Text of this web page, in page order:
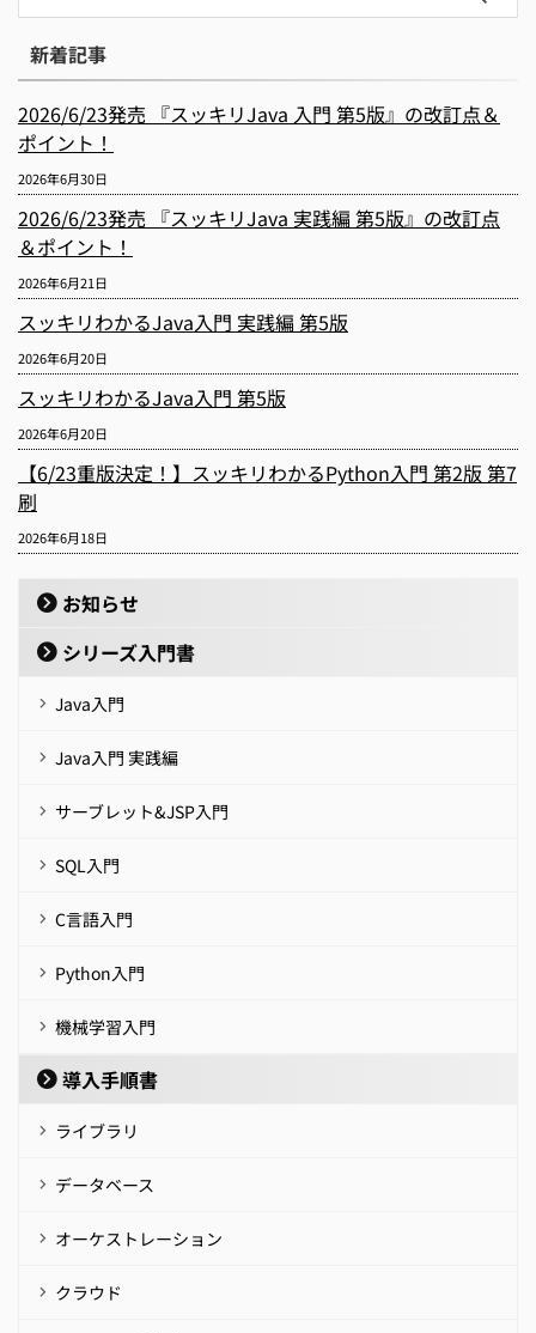
新着記事
2026/6/23発売 『スッキリJava 入門 第5版』の改訂点＆
ポイント！
2026年6月30日
2026/6/23発売 『スッキリJava 実践編 第5版』の改訂点
＆ポイント！
2026年6月21日
スッキリわかるJava入門 実践編 第5版
2026年6月20日
スッキリわかるJava入門 第5版
2026年6月20日
【6/23重版決定！】スッキリわかるPython入門 第2版 第7
刷
2026年6月18日
お知らせ
シリーズ入門書
Java入門
Java入門 実践編
サーブレット&JSP入門
SQL入門
C言語入門
Python入門
機械学習入門
導入手順書
ライブラリ
データベース
オーケストレーション
クラウド